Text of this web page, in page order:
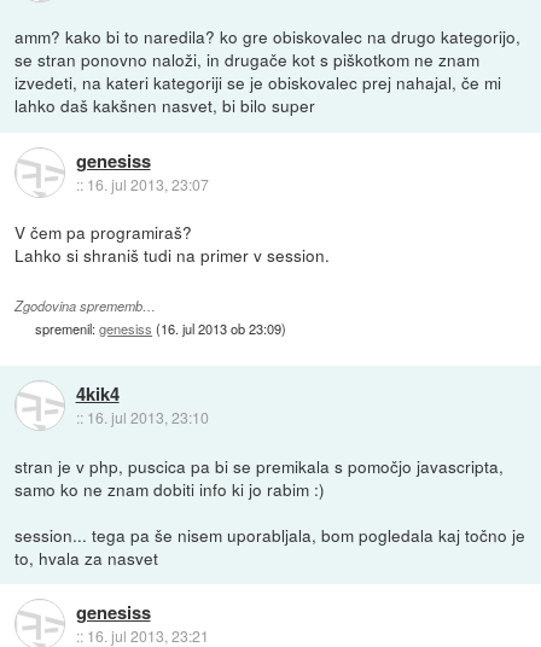
amm? kako bi to naredila? ko gre obiskovalec na drugo kategorijo,
se stran ponovno naloži, in drugače kot s piškotkom ne znam
izvedeti, na kateri kategoriji se je obiskovalec prej nahajal, če mi
lahko daš kakšnen nasvet, bi bilo super
genesiss
:: 16. jul 2013, 23:07
V čem pa programiraš?
Lahko si shraniš tudi na primer v session.
Zgodovina sprememb…
spremenil:genesiss (16. jul 2013 ob 23:09)
4kik4
:: 16. jul 2013, 23:10
stran je v php, puscica pa bi se premikala s pomočjo javascripta,
samo ko ne znam dobiti info ki jo rabim :)
session... tega pa še nisem uporabljala, bom pogledala kaj točno je
to, hvala za nasvet
genesiss
:: 16. jul 2013, 23:21